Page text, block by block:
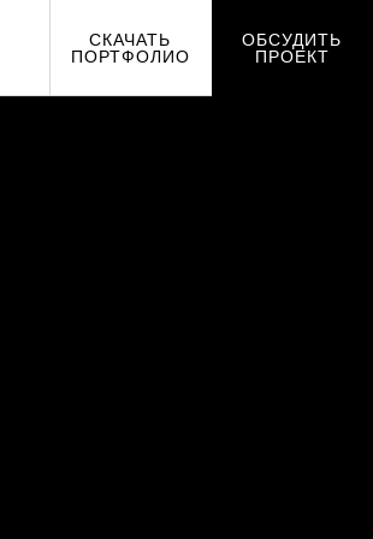
ОБСУДИТЬ
ПРОЕКТ
СКАЧАТЬ
ПОРТФОЛИО